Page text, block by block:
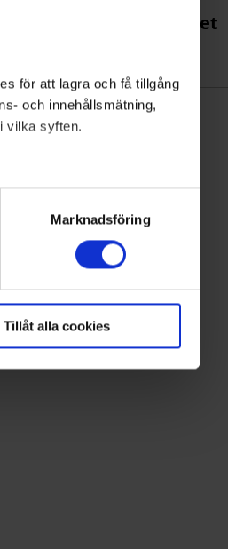
för att lagra och få tillgång
och innehållsmätning,
vilka syften.
meter
Marknadsföring
Tillåt alla cookies
Legendariska skivbolaget